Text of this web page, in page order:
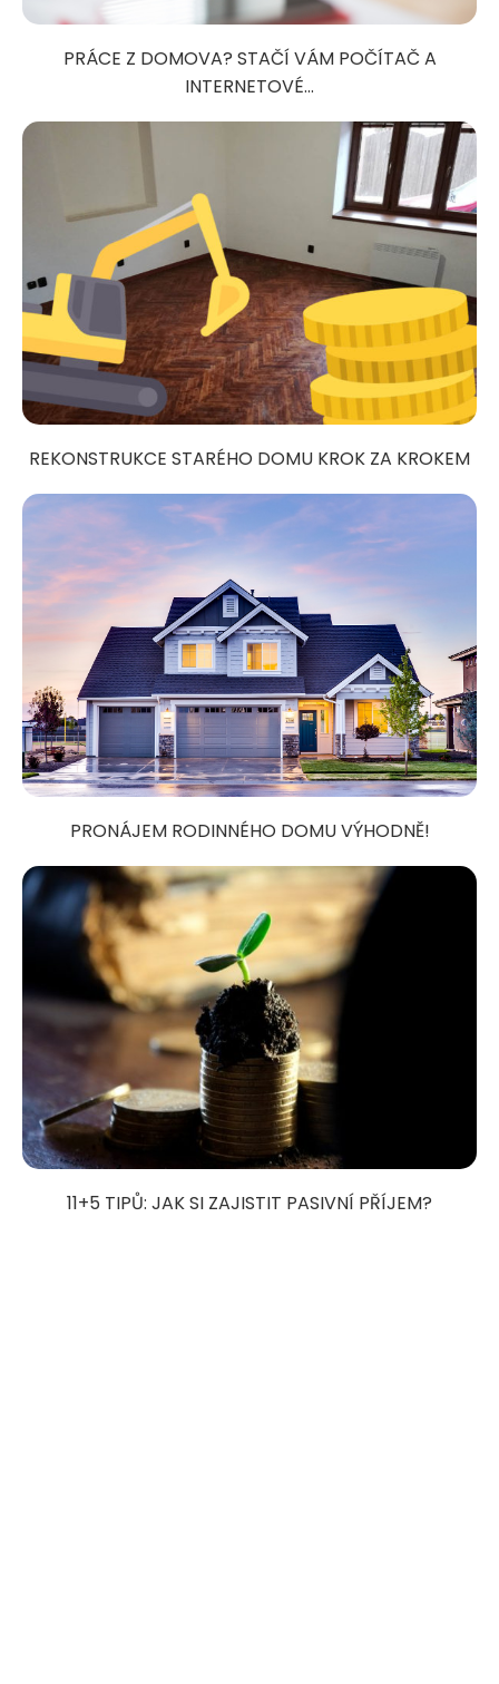
PRÁCE Z DOMOVA? STAČÍ VÁM POČÍTAČ A
INTERNETOVÉ...
REKONSTRUKCE STARÉHO DOMU KROK ZA KROKEM
PRONÁJEM RODINNÉHO DOMU VÝHODNĚ!
11+5 TIPŮ: JAK SI ZAJISTIT PASIVNÍ PŘÍJEM?